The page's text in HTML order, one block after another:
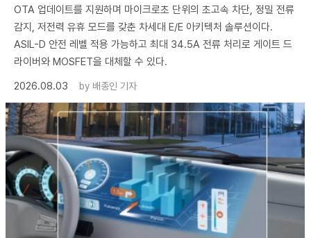
OTA 업데이트를 지원하며 마이크로초 단위의 초고속 차단, 정밀 전류
감지, 저전력 유휴 모드를 갖춘 차세대 E/E 아키텍처 솔루션이다.
ASIL-D 안전 레벨 적용 가능하고 최대 34.5A 전류 처리로 게이트 드
라이버와 MOSFET을 대체할 수 있다.
2026.08.03
by 배종인 기자